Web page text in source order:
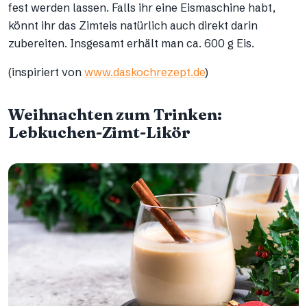
fest werden lassen. Falls ihr eine Eismaschine habt,
könnt ihr das Zimteis natürlich auch direkt darin
zubereiten. Insgesamt erhält man ca. 600 g Eis.
(inspiriert von www.daskochrezept.de)
Weihnachten zum Trinken:
Lebkuchen-Zimt-Likör